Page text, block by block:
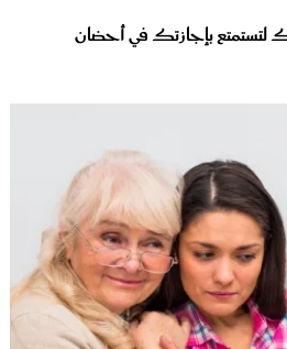
لتستمتع بإجازتك في أحضان